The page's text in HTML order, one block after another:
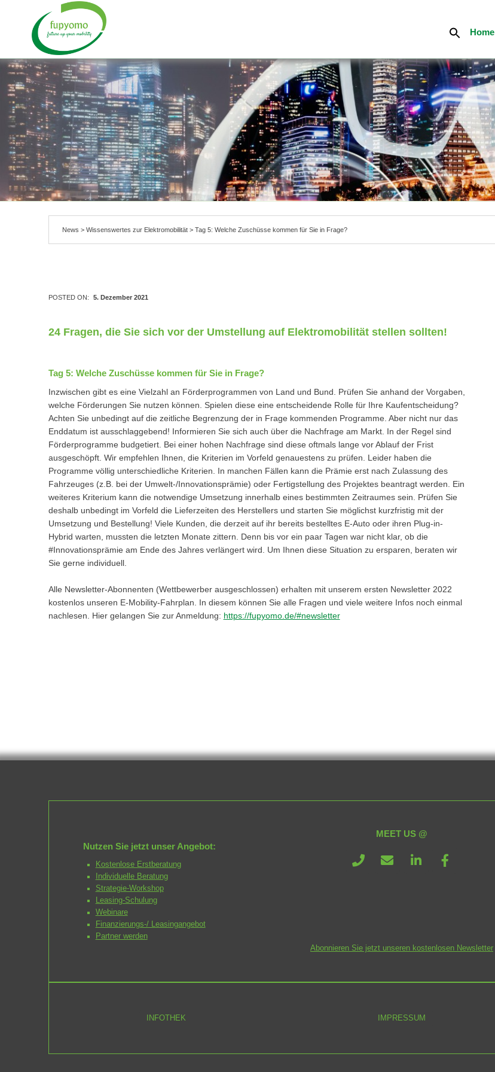
Home
News >Wissenswertes zur Elektromobilität >Tag 5: Welche Zuschüsse kommen für Sie in Frage?
POSTED ON: 5. Dezember 2021
24 Fragen, die Sie sich vor der Umstellung auf Elektromobilität stellen sollten!
Tag 5: Welche Zuschüsse kommen für Sie in Frage?
Inzwischen gibt es eine Vielzahl an Förderprogrammen von Land und Bund. Prüfen Sie anhand der Vorgaben,
welche Förderungen Sie nutzen können. Spielen diese eine entscheidende Rolle für Ihre Kaufentscheidung?
Achten Sie unbedingt auf die zeitliche Begrenzung der in Frage kommenden Programme. Aber nicht nur das
Enddatum ist ausschlaggebend! Informieren Sie sich auch über die Nachfrage am Markt. In der Regel sind
Förderprogramme budgetiert. Bei einer hohen Nachfrage sind diese oftmals lange vor Ablauf der Frist
ausgeschöpft. Wir empfehlen Ihnen, die Kriterien im Vorfeld genauestens zu prüfen. Leider haben die
Programme völlig unterschiedliche Kriterien. In manchen Fällen kann die Prämie erst nach Zulassung des
Fahrzeuges (z.B. bei der Umwelt-/Innovationsprämie) oder Fertigstellung des Projektes beantragt werden. Ein
weiteres Kriterium kann die notwendige Umsetzung innerhalb eines bestimmten Zeitraumes sein. Prüfen Sie
deshalb unbedingt im Vorfeld die Lieferzeiten des Herstellers und starten Sie möglichst kurzfristig mit der
Umsetzung und Bestellung! Viele Kunden, die derzeit auf ihr bereits bestelltes E-Auto oder ihren Plug-in-
Hybrid warten, mussten die letzten Monate zittern. Denn bis vor ein paar Tagen war nicht klar, ob die
#Innovationsprämie am Ende des Jahres verlängert wird. Um Ihnen diese Situation zu ersparen, beraten wir
Sie gerne individuell.
Alle Newsletter-Abonnenten (Wettbewerber ausgeschlossen) erhalten mit unserem ersten Newsletter 2022
kostenlos unseren E-Mobility-Fahrplan. In diesem können Sie alle Fragen und viele weitere Infos noch einmal
nachlesen. Hier gelangen Sie zur Anmeldung: https://fupyomo.de/#newsletter
Nutzen Sie jetzt unser Angebot:
Kostenlose Erstberatung
Individuelle Beratung
Strategie-Workshop
Leasing-Schulung
Webinare
Finanzierungs-/ Leasingangebot
Partner werden
MEET US @
Abonnieren Sie jetzt unseren kostenlosen Newsletter
INFOTHEK IMPRESSUM